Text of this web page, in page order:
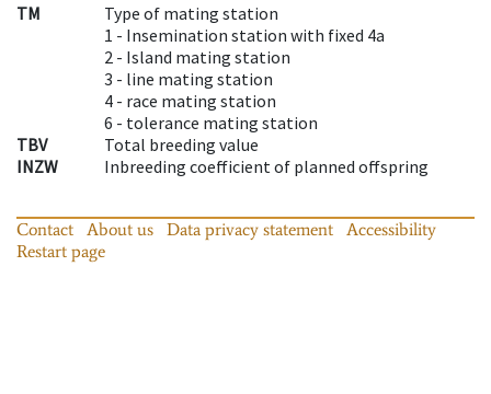
TM
Type of mating station
1 - Insemination station with fixed 4a
2 - Island mating station
3 - line mating station
4 - race mating station
6 - tolerance mating station
TBV
Total breeding value
INZW
Inbreeding coefficient of planned offspring
Contact About us Data privacy statement
Accessibility
Restart page